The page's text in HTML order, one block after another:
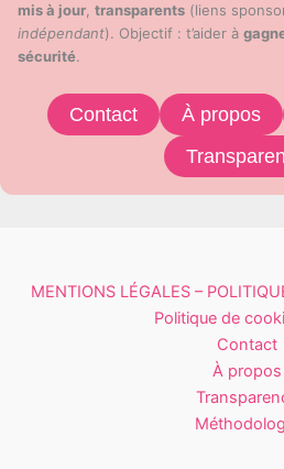
mis à jour, transparents (liens
indépendant). Objectif : t’aider à
sécurité.
Contact À propos
MENTIONS LÉGALES –
Politique de
Contact
À propos